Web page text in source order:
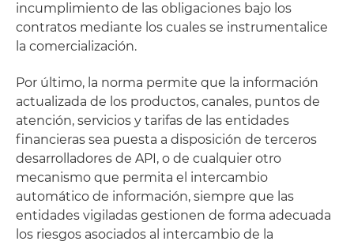
incumplimiento de las obligaciones bajo los
contratos mediante los cuales se instrumentalice
la comercialización.
Por último, la norma permite que la información
actualizada de los productos, canales, puntos de
atención, servicios y tarifas de las entidades
financieras sea puesta a disposición de terceros
desarrolladores de API, o de cualquier otro
mecanismo que permita el intercambio
automático de información, siempre que las
entidades vigiladas gestionen de forma adecuada
los riesgos asociados al intercambio de la